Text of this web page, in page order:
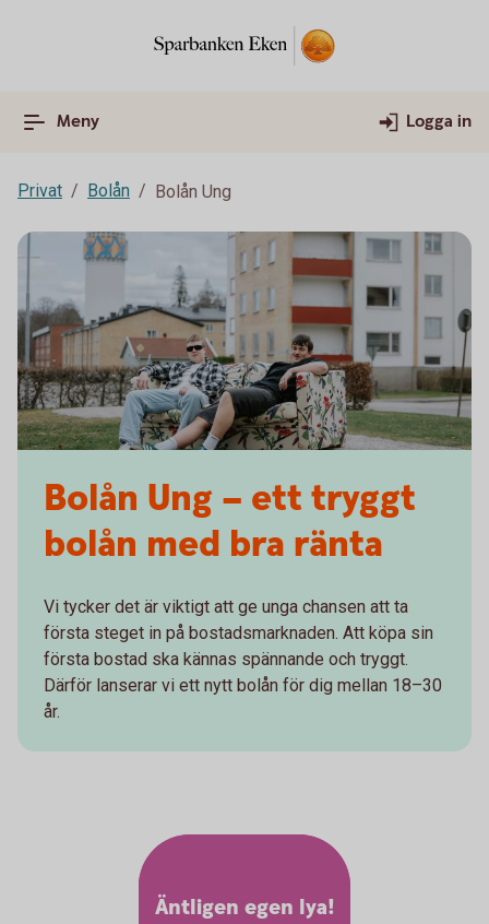
Meny Logga in
Privat Bolån Bolån Ung
Bolån Ung – ett tryggt
bolån med bra ränta
Vi tycker det är viktigt att ge unga chansen att ta
första steget in på bostadsmarknaden. Att köpa sin
första bostad ska kännas spännande och tryggt.
Därför lanserar vi ett nytt bolån för dig mellan 18–30
år.
Äntligen egen lya!